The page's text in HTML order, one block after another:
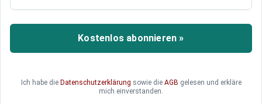
Bezahlsystem
Politik und Zentralbanken laufen Sturm gegen
Facebooks Pläne mit der Kryptowährung Libra.
Zahlungssystem "Facebook Pay", das vollständig
auf der etablierten Finanzinfrastruktur beruht.
Kostenlos abonnieren »
Ich habe die Datenschutzerklärung sowie die AGB gelesen und erkläre
mich einverstanden.